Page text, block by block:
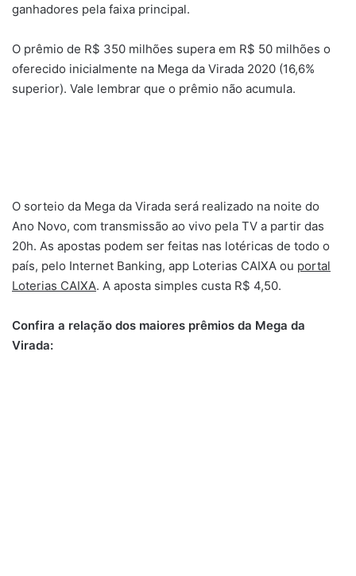
ganhadores pela faixa principal.
O prêmio de R$ 350 milhões supera em R$ 50 milhões o
oferecido inicialmente na Mega da Virada 2020 (16,6%
superior). Vale lembrar que o prêmio não acumula.
O sorteio da Mega da Virada será realizado na noite do
Ano Novo, com transmissão ao vivo pela TV a partir das
20h. As apostas podem ser feitas nas lotéricas de todo o
país, pelo Internet Banking, app Loterias CAIXA ou portal
Loterias CAIXA. A aposta simples custa R$ 4,50.
Confira a relação dos maiores prêmios da Mega da
Virada: